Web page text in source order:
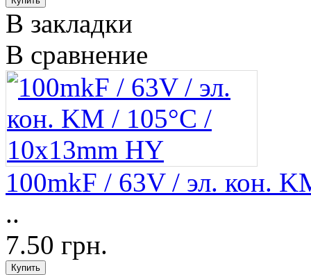
В закладки
В сравнение
100mkF / 63V / эл. кон.
..
7.50 грн.